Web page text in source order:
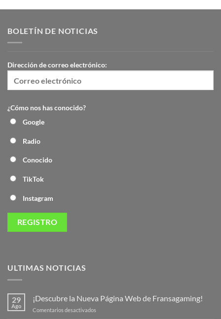
BOLETÍN DE NOTICIAS
Dirección de correo electrónico:
¿Cómo nos has conocido?
Google
Radio
Conocido
TikTok
Instagram
ULTIMAS NOTICIAS
29
Ago
¡Descubre la Nueva Página Web de Fransagaming!
Comentarios desactivados